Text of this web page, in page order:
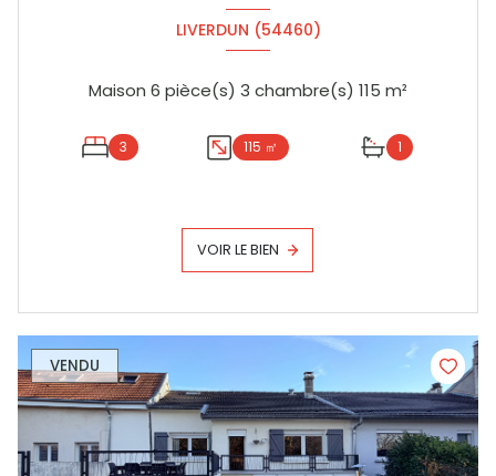
LIVERDUN (54460)
Maison 6 pièce(s) 3 chambre(s) 115 m²
3 115 ㎡ 1
VOIR LE BIEN
VENDU